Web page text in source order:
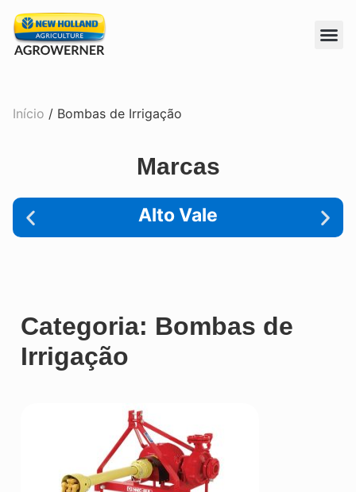
Início / Bombas de Irrigação
Marcas
Alto Vale
Categoria: Bombas de
Irrigação